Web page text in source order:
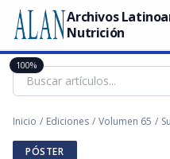
Archivos
Nutrición
Inicio / Ediciones / Volumen 65 /
PÓSTER
100%